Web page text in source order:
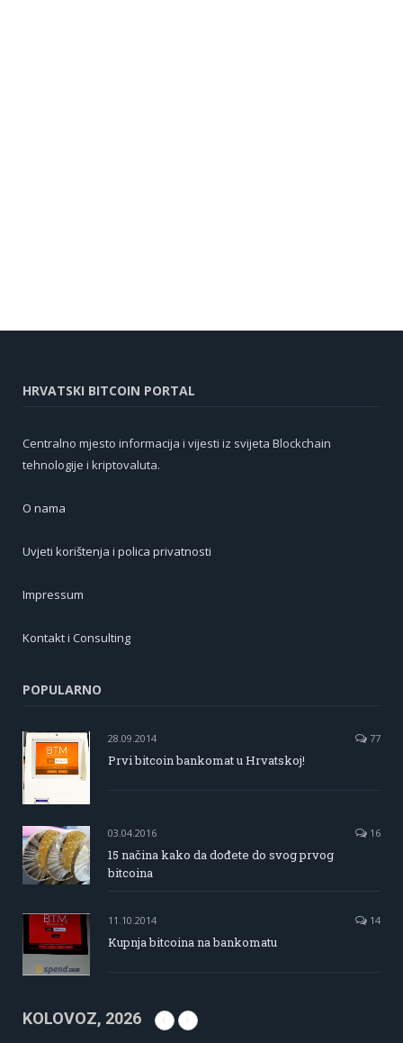
HRVATSKI BITCOIN PORTAL
Centralno mjesto informacija i vijesti iz svijeta Blockchain
tehnologije i kriptovaluta.
O nama
Uvjeti korištenja i polica privatnosti
Impressum
Kontakt i Consulting
POPULARNO
28.09.2014 77
Prvi bitcoin bankomat u Hrvatskoj!
03.04.2016 16
15 načina kako da dođete do svog prvog
bitcoina
11.10.2014 14
Kupnja bitcoina na bankomatu
KOLOVOZ, 2026